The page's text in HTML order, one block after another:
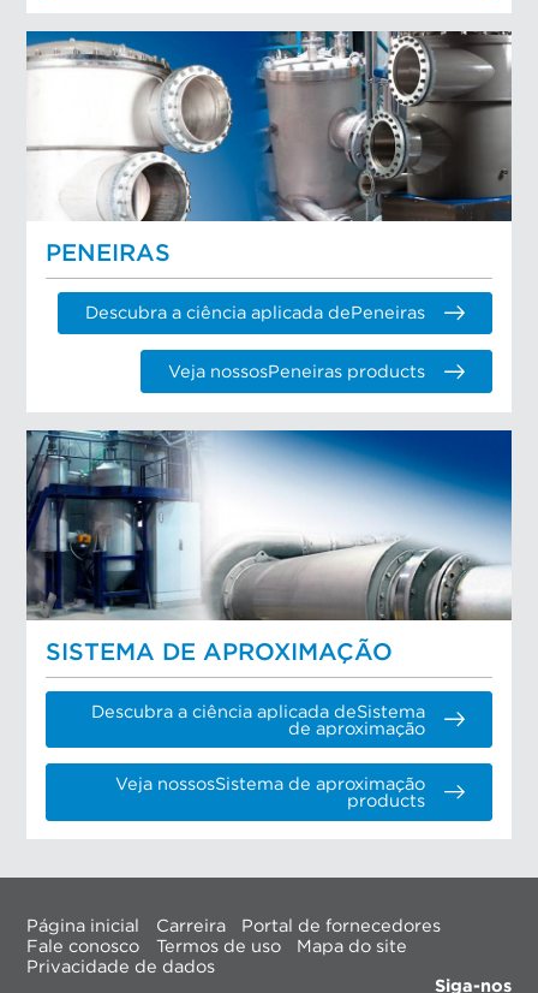
PENEIRAS
Descubra a ciência aplicada dePeneiras
Veja nossosPeneiras products
SISTEMA DE APROXIMAÇÃO
Descubra a ciência aplicada deSistema
de aproximação
Veja nossosSistema de aproximação
products
Página inicial Carreira
Portal de fornecedores
Fale conosco
Termos de uso
Mapa do site
Privacidade de dados
Siga-nos